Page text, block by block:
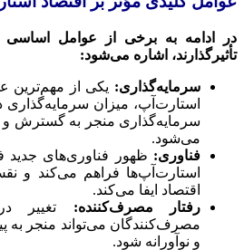
در ادامه به برخی از عوامل اساسی
تأثیرگذارند، اشاره می‌شود:
سرمایه‌گذاری: یکی از مهم‌ترین
استارت‌آپ، میزان
سرمایه‌گذاری منجر به گسترش و
می‌شود.
فناوری: ظهور فناوری‌های جدید
استارت‌آپ‌ها فراهم می‌کند و
اقتصاد ایفا می‌کند.
رفتار مصرف‌کننده: تغییر
مصرف‌کنندگان می‌تواند منجر به
و نوآورانه شود.